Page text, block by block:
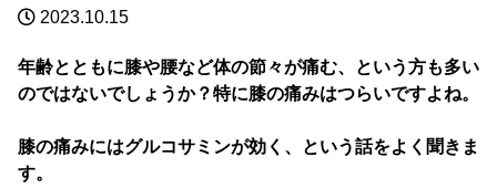
2023.10.15
年齢とともに膝や腰など体の節々が痛む、という方も多い
のではないでしょうか？特に膝の痛みはつらいですよね。
膝の痛みにはグルコサミンが効く、という話をよく聞きま
す。